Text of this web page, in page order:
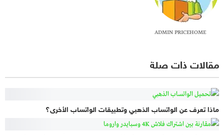
ADMIN PRICEHOME
مقالات ذات صلة
ماذا تعرف عن الواتساب الذهبي وتطبيقات الواتساب الأخرى؟